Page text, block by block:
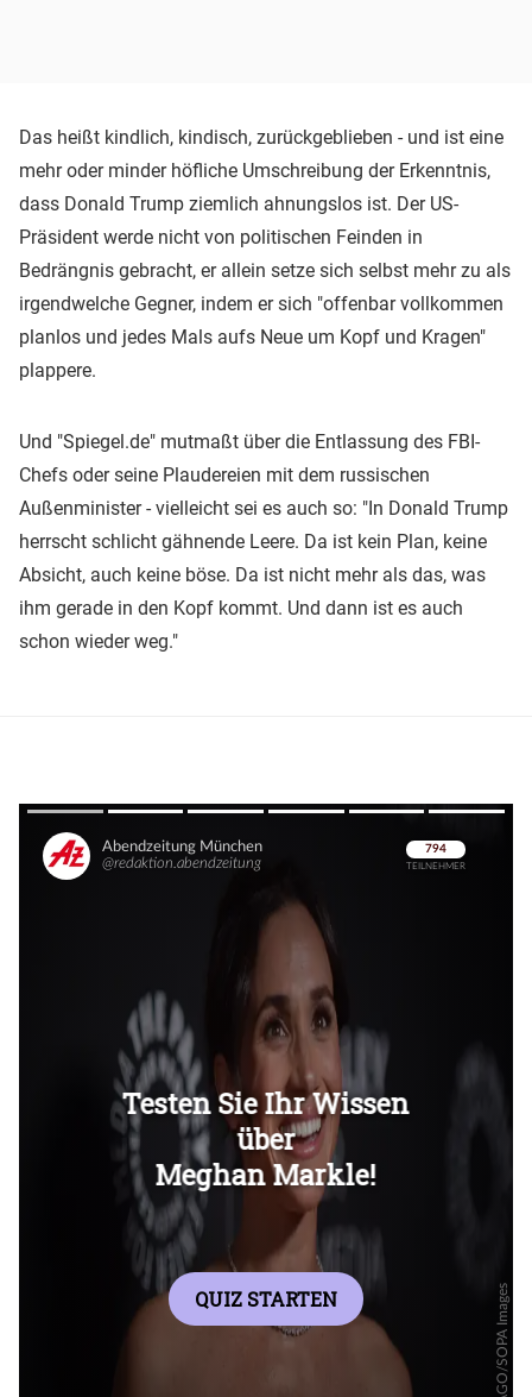
Das heißt kindlich, kindisch, zurückgeblieben - und ist eine
mehr oder minder höfliche Umschreibung der Erkenntnis,
dass Donald Trump ziemlich ahnungslos ist. Der US-
Präsident werde nicht von politischen Feinden in
Bedrängnis gebracht, er allein setze sich selbst mehr zu als
irgendwelche Gegner, indem er sich "offenbar vollkommen
planlos und jedes Mals aufs Neue um Kopf und Kragen"
plappere.
Und "Spiegel.de" mutmaßt über die Entlassung des FBI-
Chefs oder seine Plaudereien mit dem russischen
Außenminister - vielleicht sei es auch so: "In Donald Trump
herrscht schlicht gähnende Leere. Da ist kein Plan, keine
Absicht, auch keine böse. Da ist nicht mehr als das, was
ihm gerade in den Kopf kommt. Und dann ist es auch
schon wieder weg."
Überspringen